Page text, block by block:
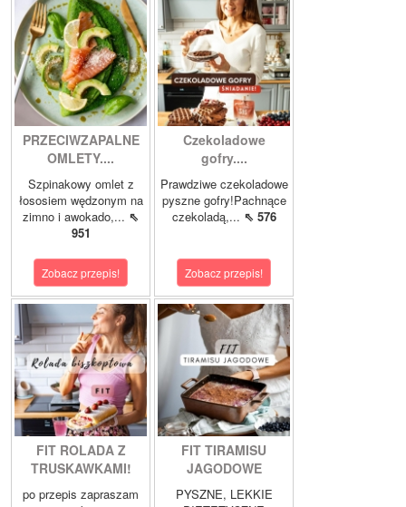
PRZECIWZAPALNE
OMLETY....
Szpinakowy omlet z
łososiem wędzonym na
zimno i awokado,... ⇖
951
Zobacz przepis!
Czekoladowe
gofry....
Prawdziwe czekoladowe
pyszne gofry!Pachnące
czekoladą,... ⇖ 576
Zobacz przepis!
FIT ROLADA Z
TRUSKAWKAMI!
po przepis zapraszam
FIT TIRAMISU
JAGODOWE
PYSZNE, LEKKIE